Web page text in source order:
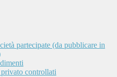
partecipate (da pubblicare in
controllati